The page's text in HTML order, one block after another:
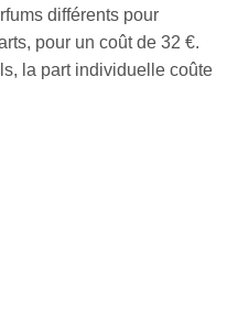
différents pour
pour un coût de 32 €.
la part individuelle coûte